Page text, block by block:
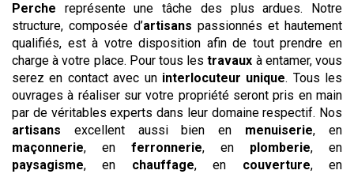
Perche représente une tâche des plus ardues. Notre
structure, composée d’artisans passionnés et hautement
qualifiés, est à votre disposition afin de tout prendre en
charge à votre place. Pour tous lestravaux à entamer, vous
serez en contact avec un interlocuteur unique. Tous les
ouvrages à réaliser sur votre propriété seront pris en main
par de véritables experts dans leur domaine respectif. Nos
artisans excellent aussi bien en menuiserie, en
maçonnerie, en ferronnerie, en plomberie, en
paysagisme, en chauffage, en couverture, en